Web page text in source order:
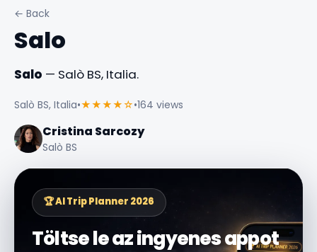
← Back
Salo
Salo — Salò BS, Italia.
Salò BS, Italia•★★★★☆•164 views
Cristina Sarcozy
Salò BS
🏆 AI Trip Planner 2026
Töltse le az ingyenes appot